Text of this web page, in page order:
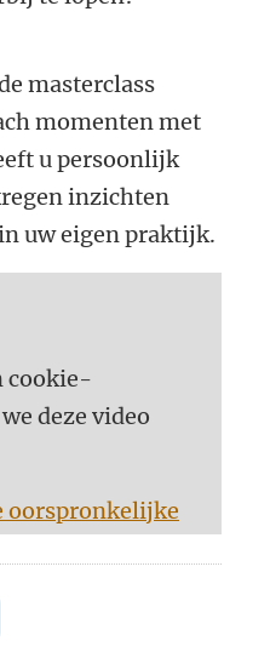
masterclass
momenten met
u persoonlijk
inzichten
uw eigen praktijk.
cookie-
deze video
oorspronkelijke
Mastodon